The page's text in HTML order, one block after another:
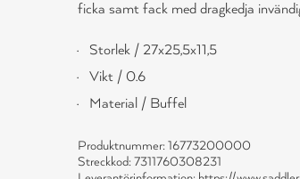
ficka samt fack med dragkedja
Storlek / 27x25,5x11,5
Vikt / 0.6
Material / Buffel
Produktnummer: 16773200000
Streckkod: 7311760308231